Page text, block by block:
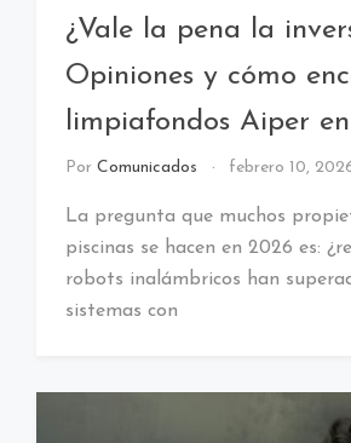
¿Vale la pena la
Opiniones y cómo
limpiafondos Aiper
Por Comunicados febrero 10,
La pregunta que muchos
piscinas se hacen en 2026 es:
robots inalámbricos han
sistemas con